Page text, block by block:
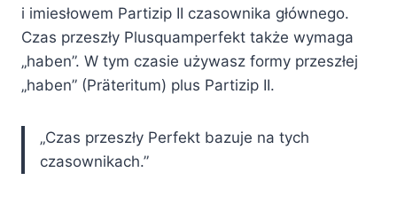
i imiesłowem Partizip II czasownika głównego.
Czas przeszły Plusquamperfekt także wymaga
„haben”. W tym czasie używasz formy przeszłej
„haben” (Präteritum) plus Partizip II.
„Czas przeszły Perfekt bazuje na tych
czasownikach.”